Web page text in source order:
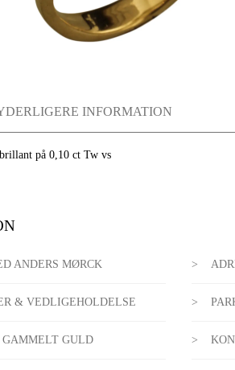
INFORMATION
på 0,10 ct Tw vs
ANDERS MØRCK
& VEDLIGEHOLDELSE
GAMMELT GULD